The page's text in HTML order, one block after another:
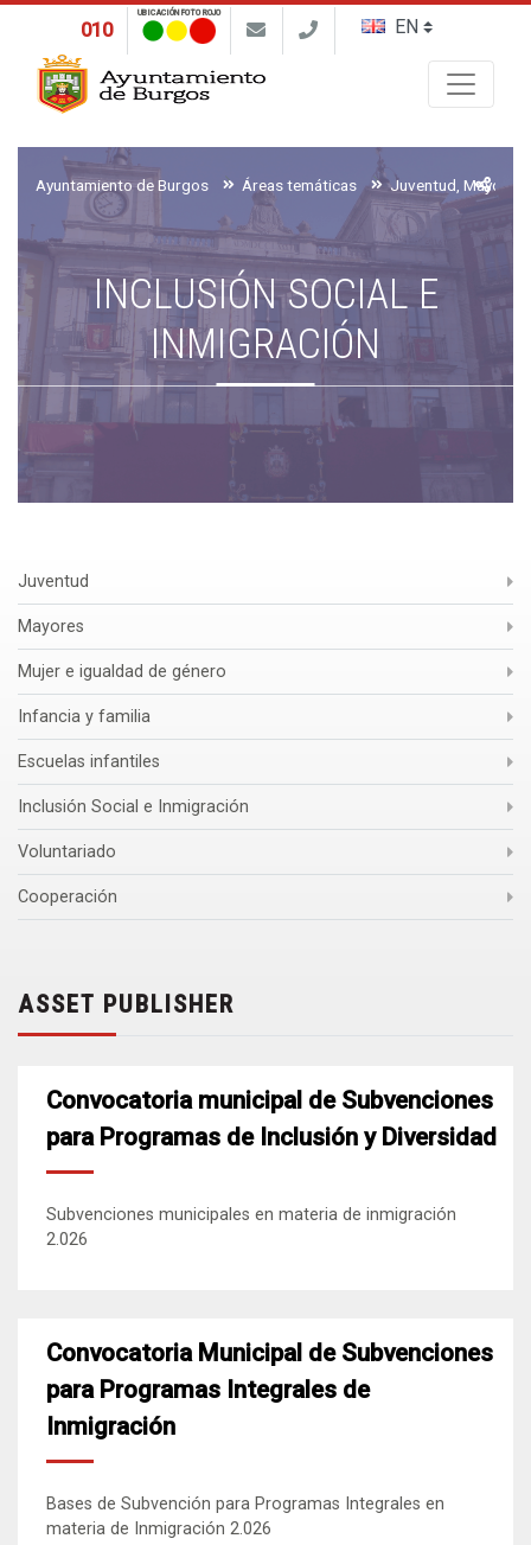
010
UBICACIÓN FOTO ROJO
Ayuntamiento de Burgos Áreas temáticas
INCLUSIÓN SOCIAL E
INMIGRACIÓN
Juventud
Mayores
Mujer e igualdad de género
Infancia y familia
Escuelas infantiles
Inclusión Social e Inmigración
Voluntariado
Cooperación
ASSET PUBLISHER
Convocatoria municipal de Subvenciones
para Programas de Inclusión y Diversidad
Subvenciones municipales en materia de inmigración
2.026
Convocatoria Municipal de Subvenciones
para Programas Integrales de
Inmigración
Bases de Subvención para Programas Integrales en
materia de Inmigración 2.026